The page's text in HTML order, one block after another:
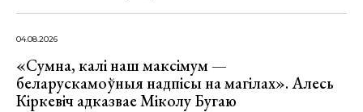
04.08.2026
«Сумна, калі наш максімум —
беларускамоўныя надпісы на магілах». Алесь
Кіркевіч адказвае Міколу Бугаю